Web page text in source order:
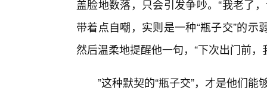
盖脸地数落，只会引发争吵。“我老了
带着点自嘲，实则是一种“瓶子交”的
然后温柔地提醒他一句，“下次出门前
”这种默契的“瓶子交”，才是他们能